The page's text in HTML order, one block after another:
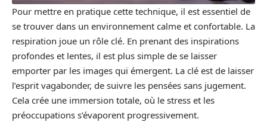
Pour mettre en pratique cette technique, il est essentiel de
se trouver dans un environnement calme et confortable. La
respiration joue un rôle clé. En prenant des inspirations
profondes et lentes, il est plus simple de se laisser
emporter par les images qui émergent. La clé est de laisser
l’esprit vagabonder, de suivre les pensées sans jugement.
Cela crée une immersion totale, où le stress et les
préoccupations s’évaporent progressivement.